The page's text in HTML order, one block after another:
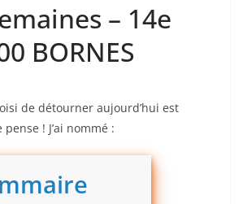
– 14e
BORNES
de détourner aujourd’hui est
! J’ai nommé :